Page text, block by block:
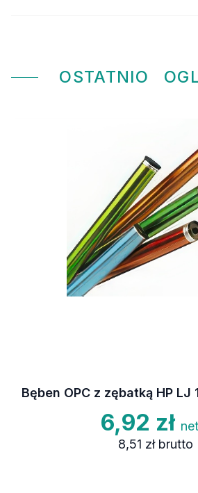
OSTATNIO
Bęben OPC z zębatką HP LJ
6,92 zł
8,51 zł brutto